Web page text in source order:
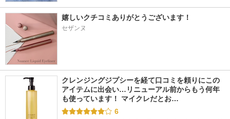
嬉しいクチコミありがとうございます！
セザンヌ
クレンジングジプシーを経て口コミを頼りにこの
アイテムに出会い…リニューアル前からもう何年
も使っています！ マイクレだとお…
6